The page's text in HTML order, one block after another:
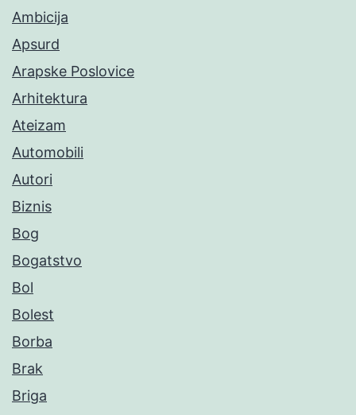
Ambicija
Apsurd
Arapske Poslovice
Arhitektura
Ateizam
Automobili
Autori
Biznis
Bog
Bogatstvo
Bol
Bolest
Borba
Brak
Briga